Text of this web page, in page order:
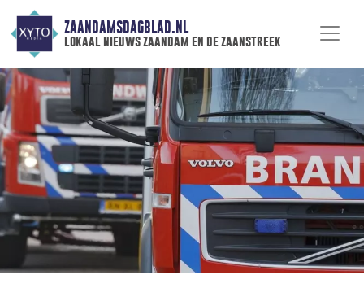
ZAANDAMSDAGBLAD.NL
lokaal nieuws zaandam en de zaanstreek